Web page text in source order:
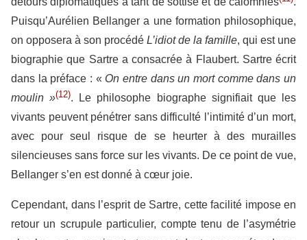
Puisqu’Aurélien Bellanger a une formation philosophique,
on opposera à son procédé L’idiot de la famille, qui est une
biographie que Sartre a consacrée à Flaubert. Sartre écrit
dans la préface : « On entre dans un mort comme dans un
moulin »(12). Le philosophe biographe signifiait que les
vivants peuvent pénétrer sans difficulté l’intimité d’un mort,
avec pour seul risque de se heurter à des murailles
silencieuses sans force sur les vivants. De ce point de vue,
Bellanger s’en est donné à cœur joie.
Cependant, dans l’esprit de Sartre, cette facilité impose en
retour un scrupule particulier, compte tenu de l’asymétrie